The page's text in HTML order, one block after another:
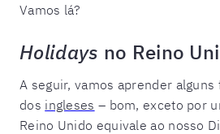
Vamos lá?
Holidays no Reino
A seguir, vamos aprender
dos ingleses – bom, exceto por
Reino Unido equivale ao nosso